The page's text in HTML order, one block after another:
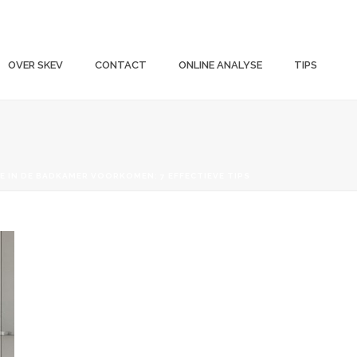
OVER SKEV CONTACT ONLINE ANALYSE TIPS